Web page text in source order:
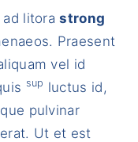
litorastrong
Praesent
vel id
sup luctus id,
pulvinar
Ut et est